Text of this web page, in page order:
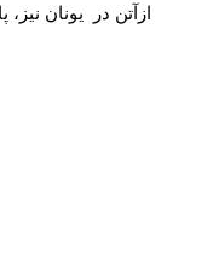
ازآتن در یونان